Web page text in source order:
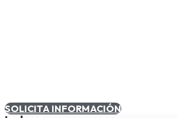
SOLICITA INFORMACIÓN